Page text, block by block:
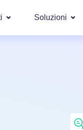
Soluzioni
Per